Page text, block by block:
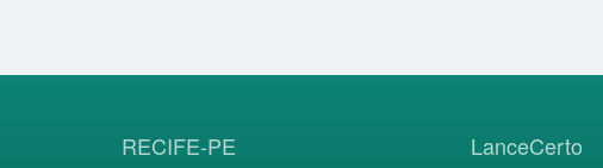
RECIFE-PE LanceCerto